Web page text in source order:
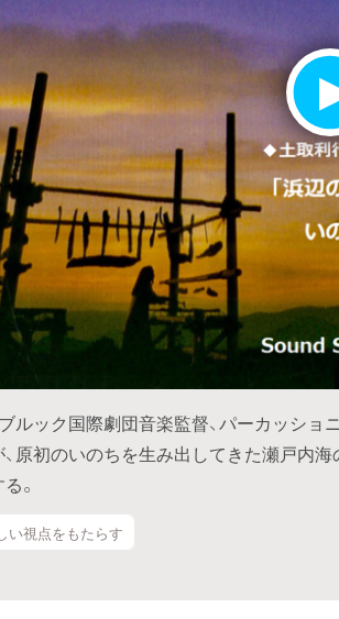
ルック国際劇団音楽監督、パーカッショ
原初のいのちを生み出してきた瀬戸内
。
い視点をもたらす